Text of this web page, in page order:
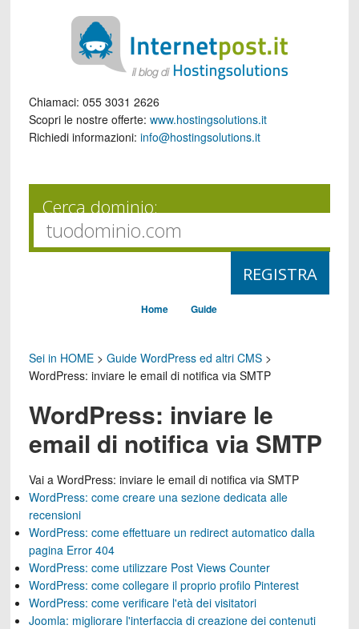
Chiamaci: 055 3031 2626
Scopri le nostre offerte: www.hostingsolutions.it
Richiedi informazioni: info@hostingsolutions.it
Cerca dominio:
Home Guide
Sei in HOME> Guide WordPress ed altri CMS>
WordPress: inviare le email di notifica via SMTP
WordPress: inviare le
email di notifica via SMTP
Vai a WordPress: inviare le email di notifica via SMTP
WordPress: come creare una sezione dedicata alle
recensioni
WordPress: come effettuare un redirect automatico dalla
pagina Error 404
WordPress: come utilizzare Post Views Counter
WordPress: come collegare il proprio profilo Pinterest
WordPress: come verificare l'età dei visitatori
Joomla: migliorare l'interfaccia di creazione dei contenuti